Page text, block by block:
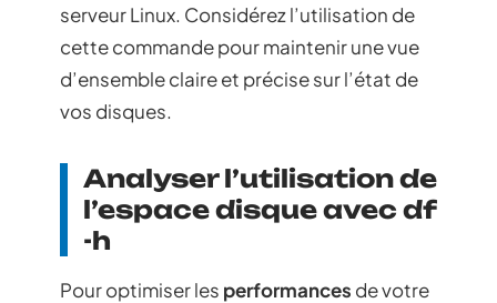
serveur Linux. Considérez l’utilisation de
cette commande pour maintenir une vue
d’ensemble claire et précise sur l’état de
vos disques.
Analyser l’utilisation de
l’espace disque avec df
-h
Pour optimiser les performances de votre